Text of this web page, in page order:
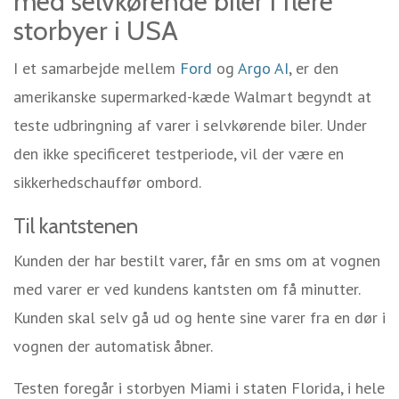
storbyer i USA
I et samarbejde mellem Ford og Argo AI, er den
amerikanske supermarked-kæde Walmart begyndt at
teste udbringning af varer i selvkørende biler. Under
den ikke specificeret testperiode, vil der være en
sikkerhedschauffør ombord.
Til kantstenen
Kunden der har bestilt varer, får en sms om at vognen
med varer er ved kundens kantsten om få minutter.
Kunden skal selv gå ud og hente sine varer fra en dør i
vognen der automatisk åbner.
Testen foregår i storbyen Miami i staten Florida, i hele